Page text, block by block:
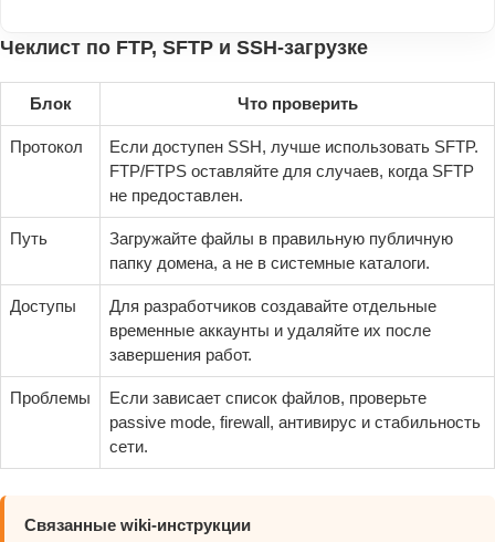
Чеклист по FTP, SFTP и SSH-загрузке
Блок Что проверить
Протокол
Если доступен SSH, лучше использовать SFTP.
FTP/FTPS оставляйте для случаев, когда SFTP
не предоставлен.
Путь
Загружайте файлы в правильную публичную
папку домена, а не в системные каталоги.
Доступы
Для разработчиков создавайте отдельные
временные аккаунты и удаляйте их после
завершения работ.
Проблемы
Если зависает список файлов, проверьте
passive mode, firewall, антивирус и стабильность
сети.
Связанные wiki-инструкции